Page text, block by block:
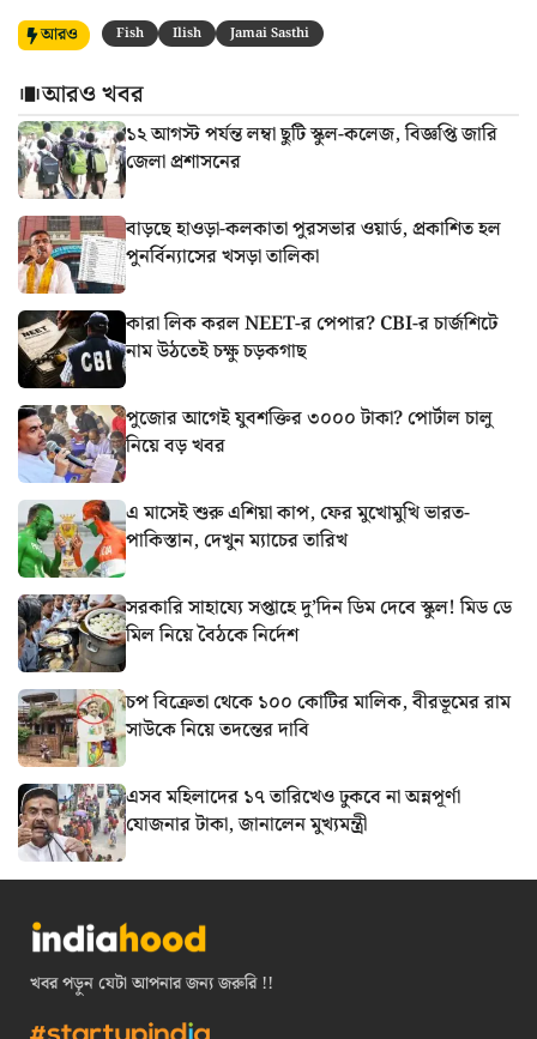
আরও Fish Ilish Jamai Sasthi
আরও খবর
১২ আগস্ট পর্যন্ত লম্বা ছুটি স্কুল-কলেজ, বিজ্ঞপ্তি জারি
জেলা প্রশাসনের
বাড়ছে হাওড়া-কলকাতা পুরসভার ওয়ার্ড, প্রকাশিত হল
পুনর্বিন্যাসের খসড়া তালিকা
কারা লিক করল NEET-র পেপার? CBI-র চার্জশিটে
নাম উঠতেই চক্ষু চড়কগাছ
পুজোর আগেই যুবশক্তির ৩০০০ টাকা? পোর্টাল চালু
নিয়ে বড় খবর
এ মাসেই শুরু এশিয়া কাপ, ফের মুখোমুখি ভারত-
পাকিস্তান, দেখুন ম্যাচের তারিখ
সরকারি সাহায্যে সপ্তাহে দু’দিন ডিম দেবে স্কুল! মিড ডে
মিল নিয়ে বৈঠকে নির্দেশ
চপ বিক্রেতা থেকে ১০০ কোটির মালিক, বীরভূমের রাম
সাউকে নিয়ে তদন্তের দাবি
এসব মহিলাদের ১৭ তারিখেও ঢুকবে না অন্নপূর্ণা
যোজনার টাকা, জানালেন মুখ্যমন্ত্রী
খবর পড়ুন যেটা আপনার জন্য জরুরি !!